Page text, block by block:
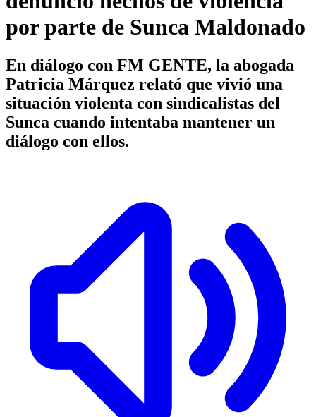
por parte de Sunca Maldonado
En diálogo con FM GENTE, la abogada
Patricia Márquez relató que vivió una
situación violenta con sindicalistas del
Sunca cuando intentaba mantener un
diálogo con ellos.